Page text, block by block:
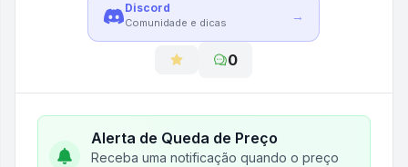
Discord
Comunidade e dicas →
0
Alerta de Queda de Preço
Receba uma notificação quando o preço